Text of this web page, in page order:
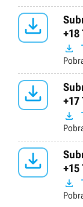

+18


+17


+15
